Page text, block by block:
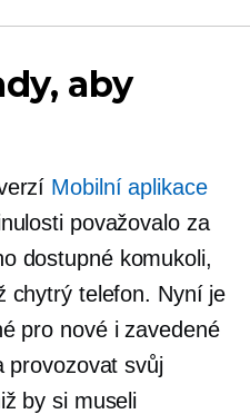
aby
Mobilní aplikace
považovalo za
dostupné komukoli,
chytrý telefon. Nyní je
pro nové i zavedené
provozovat svůj
by si museli